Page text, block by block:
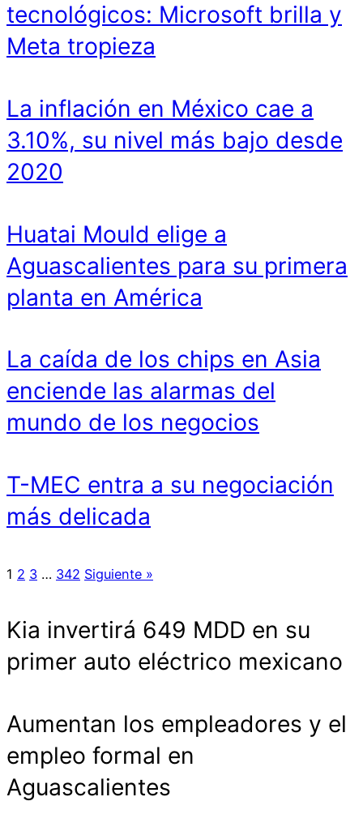
tecnológicos: Microsoft brilla y
Meta tropieza
La inflación en México cae a
3.10%, su nivel más bajo desde
2020
Huatai Mould elige a
Aguascalientes para su primera
planta en América
La caída de los chips en Asia
enciende las alarmas del
mundo de los negocios
T-MEC entra a su negociación
más delicada
1 2 3 … 342 Siguiente »
Kia invertirá 649 MDD en su
primer auto eléctrico mexicano
Aumentan los empleadores y el
empleo formal en
Aguascalientes